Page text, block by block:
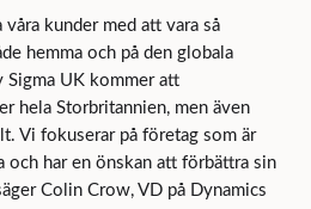
kunder med att vara så
hemma och på den globala
Sigma UK kommer att
hela Storbritannien, men även
Vi fokuserar på företag som är
och har en önskan att förbättra sin
Colin Crow, VD på Dynamics